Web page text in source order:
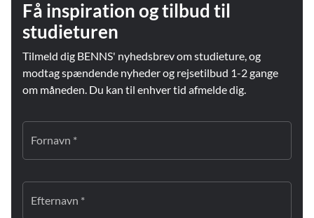
Få inspiration og tilbud til
studieturen
Tilmeld dig BENNS' nyhedsbrev om studieture, og
modtag spændende nyheder og rejsetilbud 1-2 gange
om måneden. Du kan til enhver tid afmelde dig.
Fornavn *
Efternavn *